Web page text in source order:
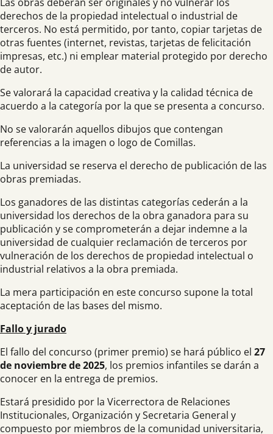
derechos de la propiedad intelectual o industrial de
terceros. No está permitido, por tanto, copiar tarjetas de
otras fuentes (internet, revistas, tarjetas de felicitación
impresas, etc.) ni emplear material protegido por derecho
de autor.
Se valorará la capacidad creativa y la calidad técnica de
acuerdo a la categoría por la que se presenta a concurso.
No se valorarán aquellos dibujos que contengan
referencias a la imagen o logo de Comillas.
La universidad se reserva el derecho de publicación de las
obras premiadas.
Los ganadores de las distintas categorías cederán a la
universidad los derechos de la obra ganadora para su
publicación y se comprometerán a dejar indemne a la
universidad de cualquier reclamación de terceros por
vulneración de los derechos de propiedad intelectual o
industrial relativos a la obra premiada.
La mera participación en este concurso supone la total
aceptación de las bases del mismo.
Fallo y jurado
El fallo del concurso (primer premio) se hará público el 27
de noviembre de 2025, los premios infantiles se darán a
conocer en la entrega de premios.
Estará presidido por la Vicerrectora de Relaciones
Institucionales, Organización y Secretaria General y
compuesto por miembros de la comunidad universitaria,